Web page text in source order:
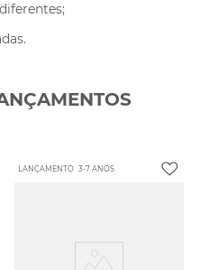
LANÇAMENTO 3-7 ANOS